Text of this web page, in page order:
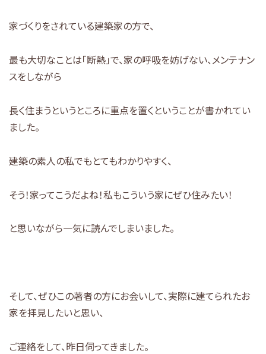
家づくりをされている建築家の方で、
最も大切なことは「断熱」で、家の呼吸を妨げない、メンテナン
スをしながら
長く住まうというところに重点を置くということが書かれてい
ました。
建築の素人の私でもとてもわかりやすく、
そう！家ってこうだよね！私もこういう家にぜひ住みたい！
と思いながら一気に読んでしまいました。
そして、ぜひこの著者の方にお会いして、実際に建てられたお
家を拝見したいと思い、
ご連絡をして、昨日伺ってきました。